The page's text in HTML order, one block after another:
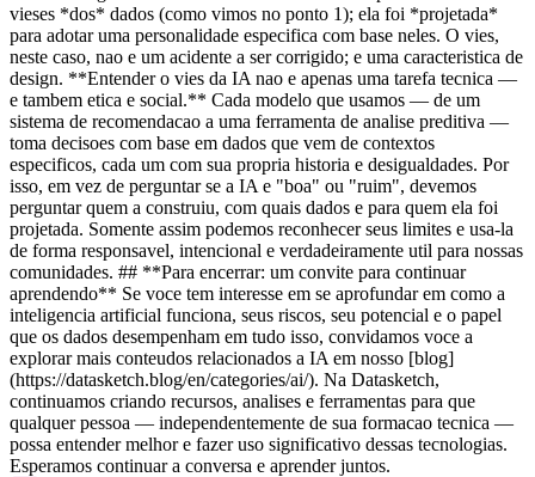
vieses *dos* dados (como vimos no ponto 1); ela foi *projetada*
para adotar uma personalidade especifica com base neles. O vies,
neste caso, nao e um acidente a ser corrigido; e uma caracteristica de
design. **Entender o vies da IA nao e apenas uma tarefa tecnica —
e tambem etica e social.** Cada modelo que usamos — de um
sistema de recomendacao a uma ferramenta de analise preditiva —
toma decisoes com base em dados que vem de contextos
especificos, cada um com sua propria historia e desigualdades. Por
isso, em vez de perguntar se a IA e "boa" ou "ruim", devemos
perguntar quem a construiu, com quais dados e para quem ela foi
projetada. Somente assim podemos reconhecer seus limites e usa-la
de forma responsavel, intencional e verdadeiramente util para nossas
comunidades. ## **Para encerrar: um convite para continuar
aprendendo** Se voce tem interesse em se aprofundar em como a
inteligencia artificial funciona, seus riscos, seu potencial e o papel
que os dados desempenham em tudo isso, convidamos voce a
explorar mais conteudos relacionados a IA em nosso [blog]
(https://datasketch.blog/en/categories/ai/). Na Datasketch,
continuamos criando recursos, analises e ferramentas para que
qualquer pessoa — independentemente de sua formacao tecnica —
possa entender melhor e fazer uso significativo dessas tecnologias.
Esperamos continuar a conversa e aprender juntos.